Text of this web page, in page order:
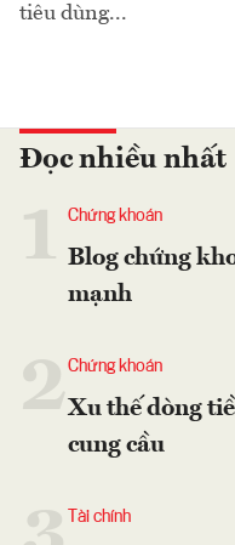
tiêu dùng...
Đọc nhiều nhất
Chứng khoán
Blog chứng
mạnh
2Chứng khoán
Xu thế dòng
cung cầu
Tài chính